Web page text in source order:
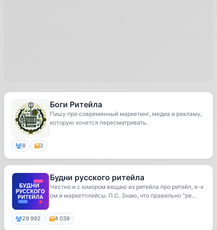
Боги Ритейла
Пишу про современный маркетинг, медиа и рекламу,
которую хочется пересматривать.
8 3
Будни русского ритейла
Честно и с юмором вещаю из ритейла про ритейл, е-к
ом и маркетплейсы. П.С. Знаю, что правильно "ре...
29 992 4 039